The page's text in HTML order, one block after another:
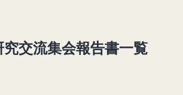
交流集会報告書一覧